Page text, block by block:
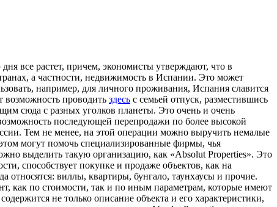
все растет, причем, экономисты утверждают, что в
а частности, недвижимость в Испании. Это может
например, для личного проживания, Испания славится
возможность проводить здесь с семьей отпуск, разместившись
сюда с разных уголков планеты. Это очень и очень
последующей перепродажи по более высокой
Тем не менее, на этой операции можно выручить немалые
могут помочь специализированные фирмы, чья
выделить такую организацию, как «Absolut Properties». Это
способствует покупке и продаже объектов, как на
относятся: виллы, квартиры, бунгало, таунхаусы и прочие.
как по стоимости, так и по иным параметрам, которые имеют
не только описание объекта и его характеристики,